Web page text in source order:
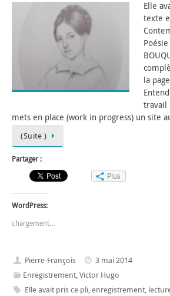
Elle
texte
la
travail
mets en place (work in progress) un site
(Suite )
Partager :
Plus
WordPress:
chargement…
Pierre-François
3 mai 2014
Enregistrement,Victor Hugo
Elle avait pris ce pli,enregistrement,